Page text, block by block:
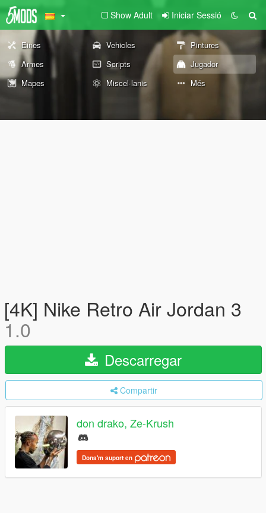
Show Adult Iniciar Sessió
Eines Vehicles
Pintures
Armes
Scripts
Jugador
Mapes
Miscel·lanis Més
[4K] Nike Retro Air Jordan 3
1.0
Descarregar
Compartir
don drako, Ze-Krush
Dona'm suport en